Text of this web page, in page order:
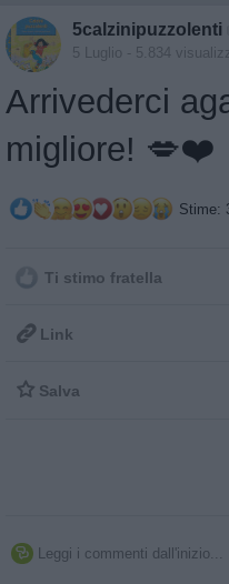
5calzinipuzzolenti
5 Luglio - 5.834
Arrivederci
migliore! 💋❤️
Stime:
Ti stimo fratella
 Link
 Salva
 Leggi i commenti dall'inizio...